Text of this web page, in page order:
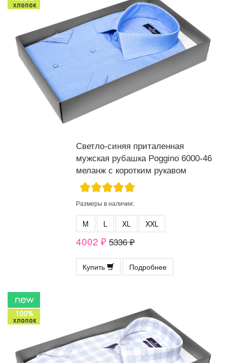
Светло-синяя приталенная
мужская рубашка Poggino 6000-46
меланж с коротким рукавом
Размеры в наличии:
M L XL XXL
4002 ₽ 5336 ₽
Купить Подробнее